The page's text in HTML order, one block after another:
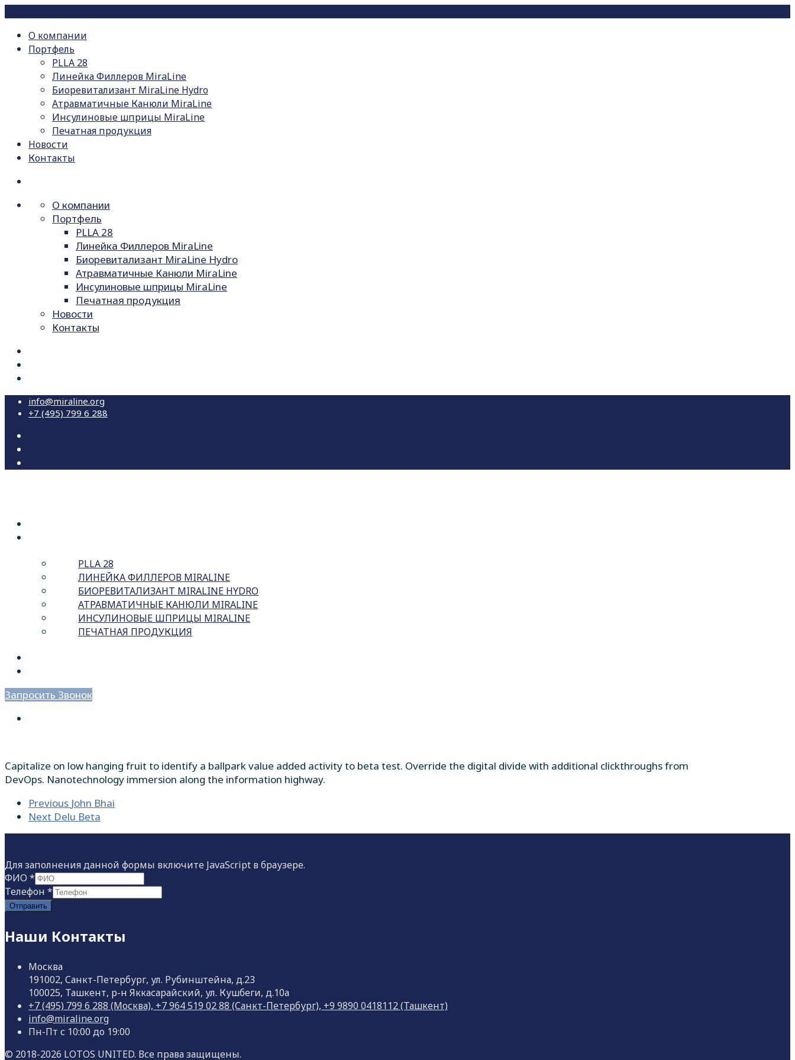
О компании
Портфель
PLLA 28
Линейка Филлеров MiraLine
Биоревитализант MiraLine Hydro
Атравматичные Канюли MiraLine
Инсулиновые шприцы MiraLine
Печатная продукция
Новости
Контакты
О компании
Портфель
PLLA 28
Линейка Филлеров MiraLine
Биоревитализант MiraLine Hydro
Атравматичные Канюли MiraLine
Инсулиновые шприцы MiraLine
Печатная продукция
Новости
Контакты
info@miraline.org
+7 (495) 799 6 288
PLLA 28
ЛИНЕЙКА ФИЛЛЕРОВ MIRALINE
БИОРЕВИТАЛИЗАНТ MIRALINE HYDRO
АТРАВМАТИЧНЫЕ КАНЮЛИ MIRALINE
ИНСУЛИНОВЫЕ ШПРИЦЫ MIRALINE
ПЕЧАТНАЯ ПРОДУКЦИЯ
Запросить Звонок
Capitalize on low hanging fruit to identify a ballpark value added activity to beta test. Override the digital divide with additional clickthroughs from
DevOps. Nanotechnology immersion along the information highway.
Previous John Bhai
Next Delu Beta
Для заполнения данной формы включите JavaScript в браузере.
ФИО *
Телефон *
Отправить
Наши Контакты
Москва
191002, Санкт-Петербург, ул. Рубинштейна, д.23
100025, Ташкент, р-н Яккасарайский, ул. Кушбеги, д.10а
+7 (495) 799 6 288 (Москва), +7 964 519 02 88 (Санкт-Петербург), +9 9890 0418112 (Ташкент)
info@miraline.org
Пн-Пт с 10:00 до 19:00
© 2018-2026 LOTOS UNITED. Все права защищены.